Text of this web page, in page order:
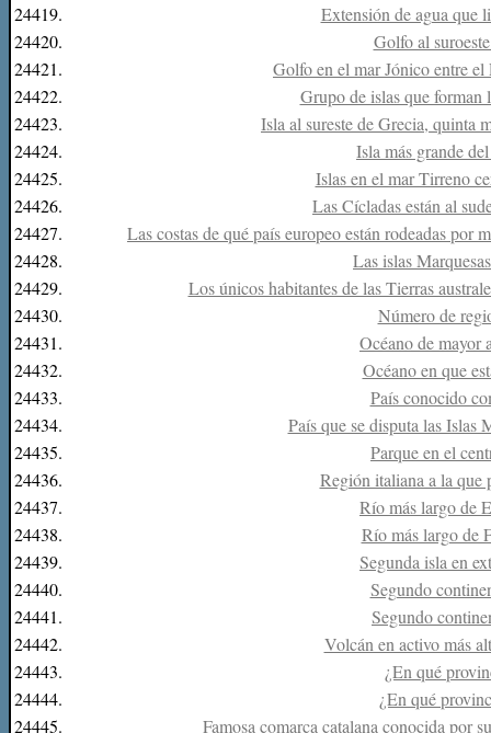
24419.
Extensión de agua que
24420.
Golfo al
24421.
Golfo en el mar Jónico entre
24422.
Grupo de islas que forman
24423.
Isla al sureste de Grecia, quinta
24424.
Isla más grande
24425.
Islas en el mar Tirreno
24426.
Las Cícladas están al
24427.
Las costas de qué país europeo están rodeadas por
24428.
Las islas
24429.
Los únicos habitantes de las Tierras
24430.
Número de
24431.
Océano de mayor
24432.
Océano en que
24433.
País conocido
24434.
País que se disputa las
24435.
Parque en el
24436.
Región italiana a la que
24437.
Río más largo de
24438.
Río más largo de
24439.
Segunda isla en
24440.
Segundo
24441.
Segundo
24442.
Volcán en activo más
24443.
¿En qué
24444.
¿En qué
24445.
Famosa comarca catalana conocida por